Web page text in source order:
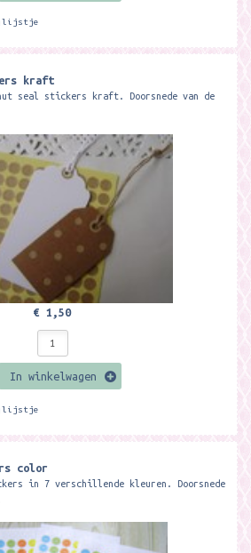
kraft
seal stickers kraft. Doorsnede van de
€ 1,50
In winkelwagen
color
in 7 verschillende kleuren. Doorsnede